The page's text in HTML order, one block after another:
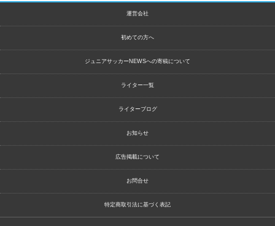
運営会社
初めての方へ
ジュニアサッカーNEWSへの寄稿について
ライター一覧
ライターブログ
お知らせ
広告掲載について
お問合せ
特定商取引法に基づく表記